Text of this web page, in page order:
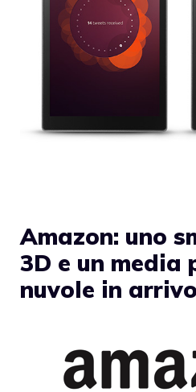
Amazon: uno
3D e un media
nuvole in